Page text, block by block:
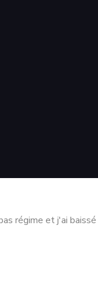
régime et j'ai baissé